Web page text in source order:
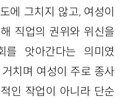
에 그치지 않고, 여성이
직업의 권위와 위신을
를 앗아간다는 의미였
치며 여성이 주로 종사
인 작업이 아니라 단순